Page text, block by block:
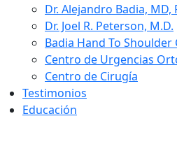
Dr. Alejandro Badia, MD,
Dr. Joel R. Peterson, M.D.
Badia Hand To Shoulder
Centro de Urgencias
Centro de Cirugía
Testimonios
Educación